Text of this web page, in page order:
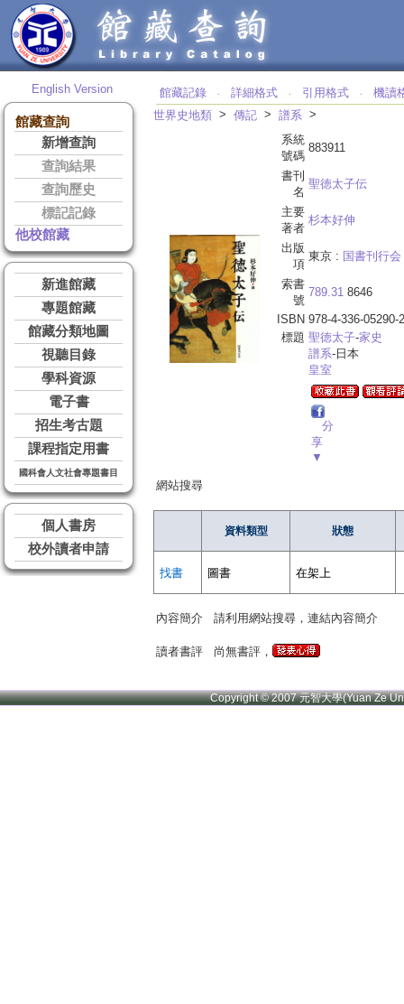
English Version
館藏查詢
新增查詢
查詢結果
查詢歷史
標記記錄
他校館藏
新進館藏
專題館藏
館藏分類地圖
視聽目錄
學科資源
電子書
招生考古題
課程指定用書
國科會人文社會專題書目
個人書房
校外讀者申請
館藏記錄 ‧ 詳細格式 ‧ 引用格式 ‧
機讀
世界史地類 > 傳記 > 譜系 >
系統
號碼
883911
書刊
名
聖徳太子伝
主要
著者
杉本好伸
出版
項
東京 : 国書刊行会
索書
號
789.31 8646
ISBN 978-4-336-05290-2
標題 聖徳太子-家史
譜系-日本
皇室
分
享
▼
網站搜尋
資料類型 狀態
找書 圖書 在架上
內容簡介 請利用網站搜尋，連結內容簡介
讀者書評 尚無書評，
Copyright © 2007 元智大學(Yuan Ze